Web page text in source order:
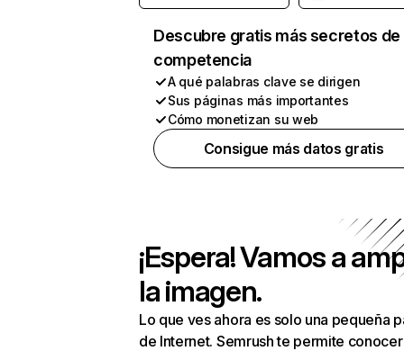
Descubre gratis más secretos de
competencia
A qué palabras clave se dirigen
Sus páginas más importantes
Cómo monetizan su web
Consigue más datos gratis
¡Espera! Vamos a
la imagen.
Lo que ves ahora es solo una pequeña
de Internet. Semrush te permite